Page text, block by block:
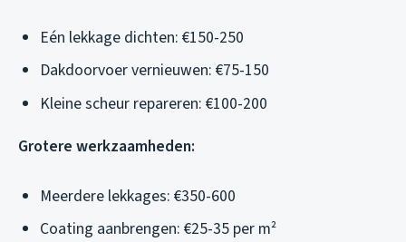
Eén lekkage dichten: €150-250
Dakdoorvoer vernieuwen: €75-150
Kleine scheur repareren: €100-200
Grotere werkzaamheden:
Meerdere lekkages: €350-600
Coating aanbrengen: €25-35 per m²